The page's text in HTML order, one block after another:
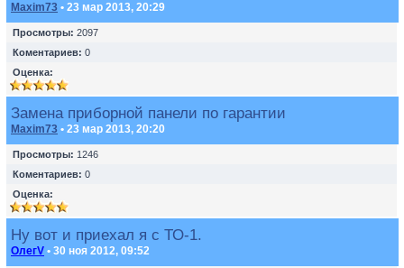
Maxim73 • 23 мар 2013, 20:29
Просмотры: 2097
Коментариев: 0
Оценка:
Замена приборной панели по гарантии
Maxim73 • 23 мар 2013, 20:20
Просмотры: 1246
Коментариев: 0
Оценка:
Ну вот и приехал я с ТО-1.
ОлегV • 30 ноя 2012, 09:52